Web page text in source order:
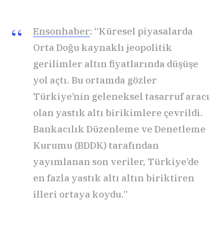
Ensonhaber: “Küresel piyasalarda
Orta Doğu kaynaklı jeopolitik
gerilimler altın fiyatlarında düşüşe
yol açtı. Bu ortamda gözler
Türkiye’nin geleneksel tasarruf aracı
olan yastık altı birikimlere çevrildi.
Bankacılık Düzenleme ve Denetleme
Kurumu (BDDK) tarafından
yayımlanan son veriler, Türkiye’de
en fazla yastık altı altın biriktiren
illeri ortaya koydu.”